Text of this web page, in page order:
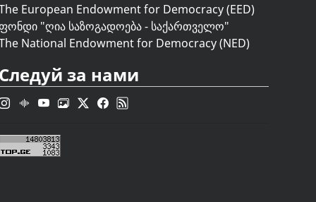
European Endowment for Democracy (EED)
"ღია საზოგადოება - საქართველო"
National Endowment for Democracy (NED)
Следуй за нами